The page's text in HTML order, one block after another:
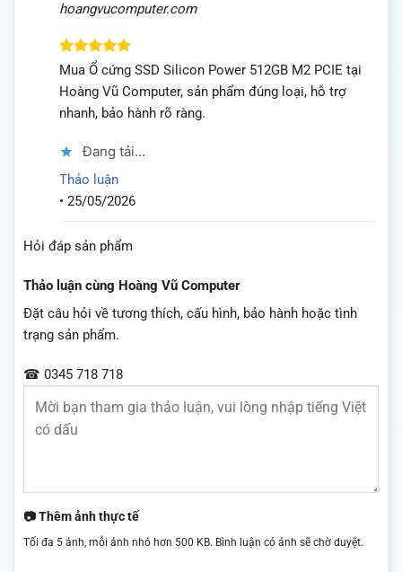
hoangvucomputer.com
Được xếp
sao
Mua Ổ cứng SSD Silicon Power 512GB M2 PCIE tại
Hoàng Vũ Computer, sản phẩm đúng loại, hỗ trợ
nhanh, bảo hành rõ ràng.
Đang tải...
Thảo luận
• 25/05/2026
Hỏi đáp sản phẩm
Thảo luận cùng Hoàng Vũ Computer
Đặt câu hỏi về tương thích, cấu hình, bảo hành hoặc tình
trạng sản phẩm.
☎ 0345 718 718
📷 Thêm ảnh thực tế
Tối đa 5 ảnh, mỗi ảnh nhỏ hơn 500 KB. Bình luận có ảnh sẽ chờ duyệt.